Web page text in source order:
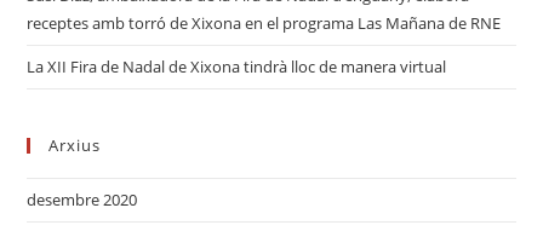
receptes amb torró de Xixona en el programa Las Mañana de RNE
La XII Fira de Nadal de Xixona tindrà lloc de manera virtual
Arxius
desembre 2020